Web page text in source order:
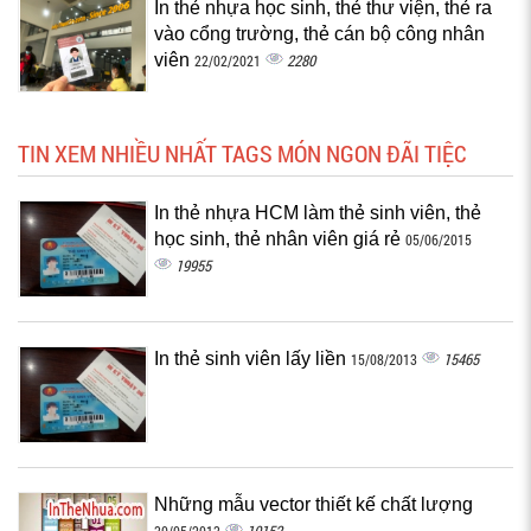
In thẻ nhựa học sinh, thẻ thư viện, thẻ ra
vào cổng trường, thẻ cán bộ công nhân
viên 22/02/2021 2280
TIN XEM NHIỀU NHẤT TAGS MÓN NGON ĐÃI TIỆC
In thẻ nhựa HCM làm thẻ sinh viên, thẻ
học sinh, thẻ nhân viên giá rẻ 05/06/2015
19955
In thẻ sinh viên lấy liền 15/08/2013 15465
Những mẫu vector thiết kế chất lượng